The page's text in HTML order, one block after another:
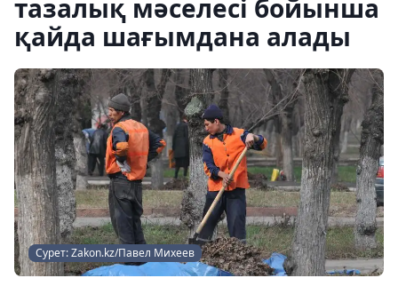
тазалық мәселесі бойынша
қайда шағымдана алады
Сурет: Zakon.kz/Павел Михеев